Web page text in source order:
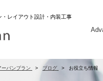
レイアウト設計・内装工事
バンプラン ブログ お役立ち情報